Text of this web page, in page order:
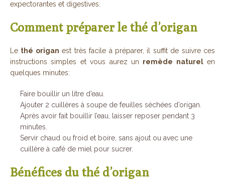
expectorantes et digestives.
Comment préparer le thé d’origan
Le thé origan est très facile à préparer, il suffit de suivre ces
instructions simples et vous aurez un remède naturelen
quelques minutes:
Faire bouillir un litre d’eau.
Ajouter 2 cuillères à soupe de feuilles séchées d’origan.
Après avoir fait bouillir l’eau, laisser reposer pendant 3
minutes.
Servir chaud ou froid et boire, sans ajout ou avec une
cuillère à café de miel pour sucrer.
Bénéfices du thé d’origan